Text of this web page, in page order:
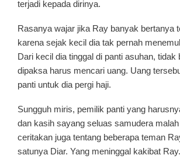
terjadi kepada dirinya.
Rasanya wajar jika Ray banyak bertanya
karena sejak kecil dia tak pernah
Dari kecil dia tinggal di panti asuhan, tidak
dipaksa harus mencari uang. Uang
panti untuk dia pergi haji.
Sungguh miris, pemilik panti yang
dan kasih sayang seluas samudera
ceritakan juga tentang beberapa teman
satunya Diar. Yang meninggal kakibat Ray.